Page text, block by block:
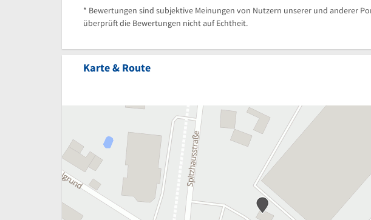
* Bewertungen sind subjektive Meinungen von Nutzern unserer und anderer
überprüft die Bewertungen nicht auf Echtheit.
Karte & Route